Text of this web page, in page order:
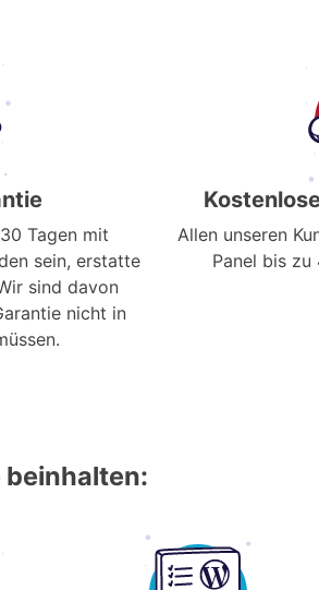
Tagen mit
sein, erstatte
sind davon
nicht in
Allen unseren
Panel bis